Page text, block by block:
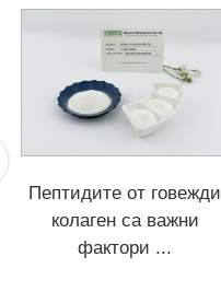
Пептидите от говежди
колаген са важни
фактори ...